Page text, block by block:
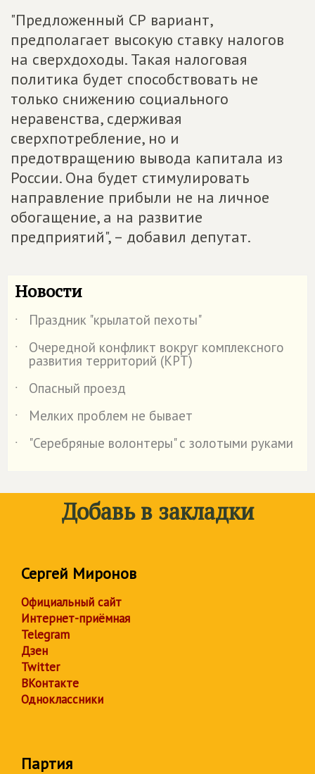
"Предложенный СР вариант,
предполагает высокую ставку налогов
на сверхдоходы. Такая налоговая
политика будет способствовать не
только снижению социального
неравенства, сдерживая
сверхпотребление, но и
предотвращению вывода капитала из
России. Она будет стимулировать
направление прибыли не на личное
обогащение, а на развитие
предприятий", – добавил депутат.
Новости
˙
Праздник "крылатой пехоты"
˙
Очередной конфликт вокруг комплексного
развития территорий (КРТ)
˙
Опасный проезд
˙
Мелких проблем не бывает
˙
"Серебряные волонтеры" с золотыми руками
Добавь в закладки
Сергей Миронов
Официальный сайт
Интернет-приёмная
Telegram
Дзен
Twitter
ВКонтакте
Одноклассники
Партия